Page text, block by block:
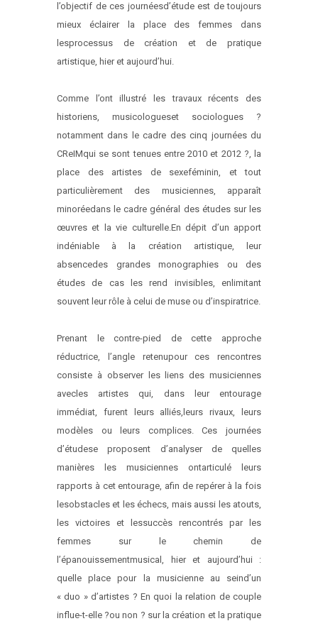
l’objectif de ces journéesd’étude est de toujours
mieux éclairer la place des femmes dans
lesprocessus de création et de pratique
artistique, hier et aujourd’hui.
Comme l’ont illustré les travaux récents des
historiens, musicologueset sociologues ?
notamment dans le cadre des cinq journées du
CReIMqui se sont tenues entre 2010 et 2012 ?, la
place des artistes de sexeféminin, et tout
particulièrement des musiciennes, apparaît
minoréedans le cadre général des études sur les
œuvres et la vie culturelle.En dépit d’un apport
indéniable à la création artistique, leur
absencedes grandes monographies ou des
études de cas les rend invisibles, en limitant
souvent leur rôle à celui de muse ou d’inspiratrice.
Prenant le contre-pied de cette approche
réductrice, l’angle retenupour ces rencontres
consiste à observer les liens des musiciennes
avec les artistes qui, dans leur entourage
immédiat, furent leurs alliés, leurs rivaux, leurs
modèles ou leurs complices. Ces journées
d’étudese proposent d’analyser de quelles
manières les musiciennes ontarticulé leurs
rapports à cet entourage, afin de repérer à la fois
lesobstacles et les échecs, mais aussi les atouts,
les victoires et lessuccès rencontrés par les
femmes sur le chemin de
l’épanouissementmusical, hier et aujourd’hui :
quelle place pour la musicienne au seind’un
« duo » d’artistes ? En quoi la relation de couple
influe-t-elle ?ou non ? sur la création et la pratique